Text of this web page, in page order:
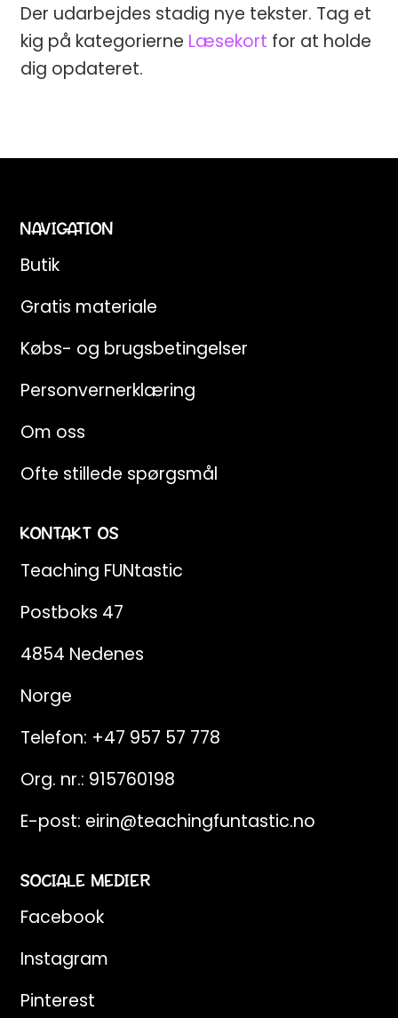
Der udarbejdes stadig nye tekster. Tag et
kig på kategorierne Læsekort for at holde
dig opdateret.
NAVIGATION
Butik
Gratis materiale
Købs- og brugsbetingelser
Personvernerklæring
Om oss
Ofte stillede spørgsmål
KONTAKT OS
Teaching FUNtastic
Postboks 47
4854 Nedenes
Norge
Telefon: +47 957 57 778
Org. nr.: 915760198
E-post: eirin@teachingfuntastic.no
SOCIALE MEDIER
Facebook
Instagram
Pinterest